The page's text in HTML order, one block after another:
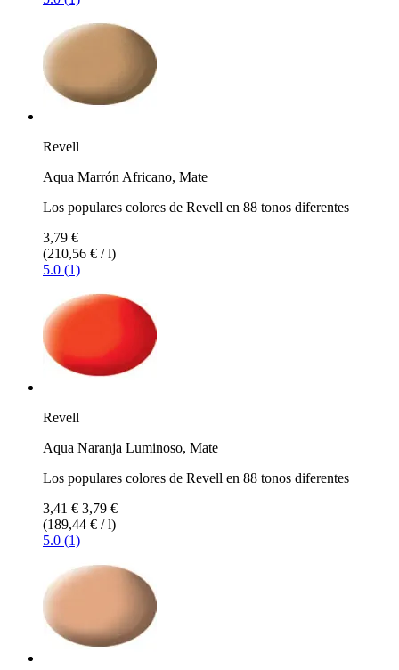
Revell
Aqua Marrón Africano, Mate
Los populares colores de Revell en 88 tonos diferentes
3,79 €
(210,56 € / l)
5.0 (1)
Revell
Aqua Naranja Luminoso, Mate
Los populares colores de Revell en 88 tonos diferentes
3,41 € 3,79 €
(189,44 € / l)
5.0 (1)